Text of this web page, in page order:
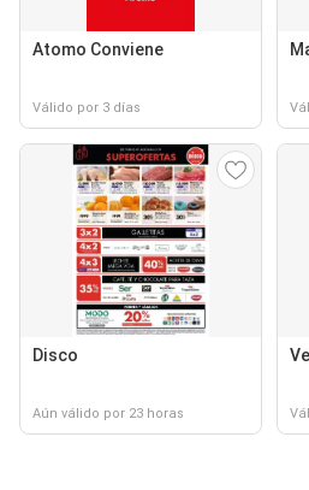
Atomo Conviene
Válido por 3 días
Disco
Aún válido por 23 horas